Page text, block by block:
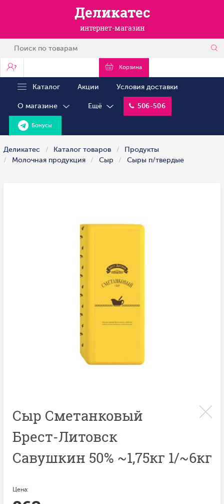
Деликатес
интернет-магазин
? Корзина
Каталог Акции Условия доставки
О магазине Ещё 506-506
Бонусы
Деликатес Каталог товаров
Продукты
Молочная продукция
Сыр Сыры п/твердые
Сыр Сметанковый
Брест-Литовск
Савушкин 50% ~1,75кг 1/~6кг
Цена: